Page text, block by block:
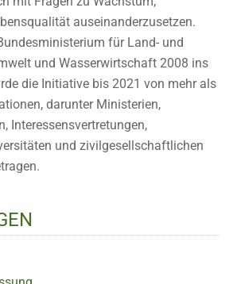
auseinanderzusetzen.
für Land- und
und Wasserwirtschaft 2008 ins
die Initiative bis 2021 von mehr als
darunter Ministerien,
Interessensvertretungen,
und zivilgesellschaftlichen